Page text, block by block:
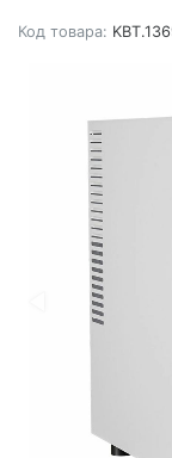
Код товара: